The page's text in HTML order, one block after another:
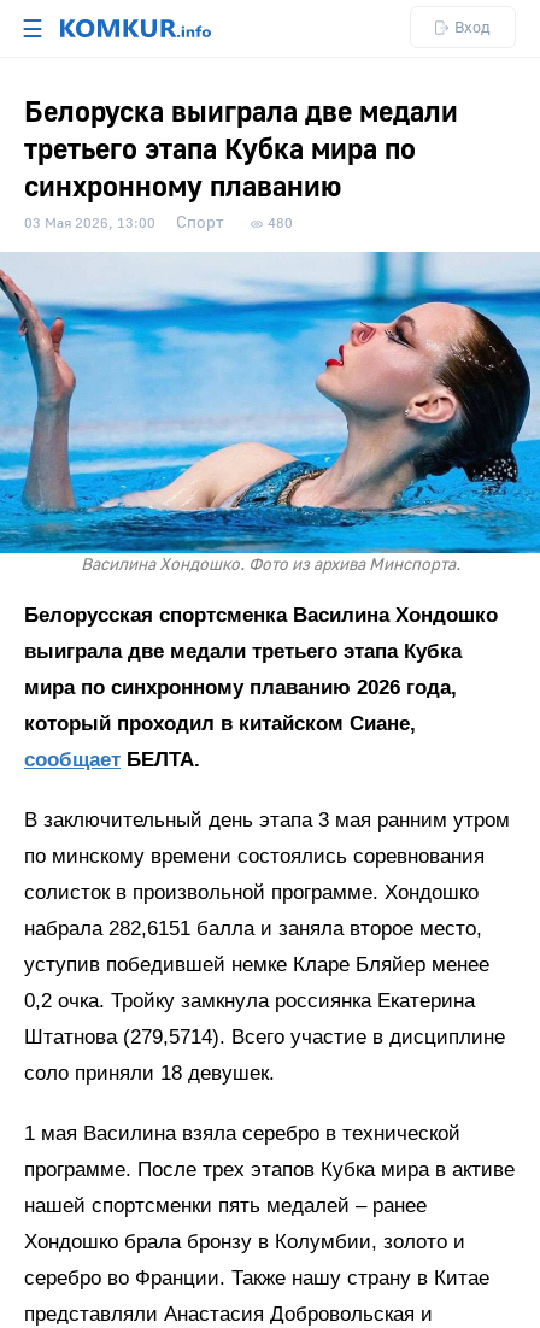
☰ Вход
Белоруска выиграла две медали
третьего этапа Кубка мира по
синхронному плаванию
03 Мая 2026, 13:00 Спорт 480
Василина Хондошко. Фото из архива Минспорта.
Белорусская спортсменка Василина Хондошко
выиграла две медали третьего этапа Кубка
мира по синхронному плаванию 2026 года,
который проходил в китайском Сиане,
сообщает БЕЛТА.
В заключительный день этапа 3 мая ранним утром
по минскому времени состоялись соревнования
солисток в произвольной программе. Хондошко
набрала 282,6151 балла и заняла второе место,
уступив победившей немке Кларе Бляйер менее
0,2 очка. Тройку замкнула россиянка Екатерина
Штатнова (279,5714). Всего участие в дисциплине
соло приняли 18 девушек.
1 мая Василина взяла серебро в технической
программе. После трех этапов Кубка мира в активе
нашей спортсменки пять медалей – ранее
Хондошко брала бронзу в Колумбии, золото и
серебро во Франции. Также нашу страну в Китае
представляли Анастасия Добровольская и